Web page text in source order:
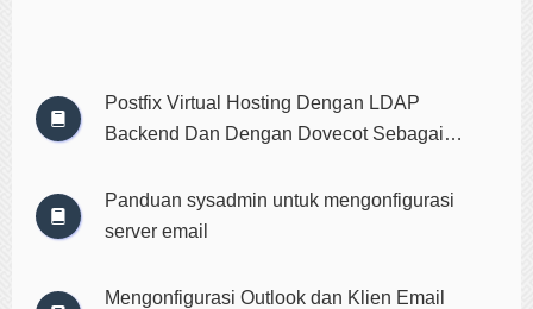
Postfix Virtual Hosting Dengan LDAP
Backend Dan Dengan Dovecot Sebagai
18.04 LTS
Panduan sysadmin untuk mengonfigurasi
server email
Mengonfigurasi Outlook dan Klien Email